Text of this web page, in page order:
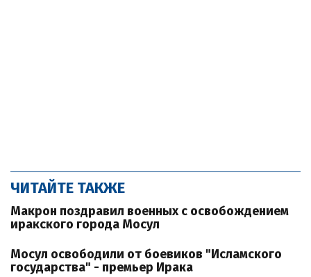
ЧИТАЙТЕ ТАКЖЕ
Макрон поздравил военных с освобождением
иракского города Мосул
Мосул освободили от боевиков "Исламского
государства" - премьер Ирака